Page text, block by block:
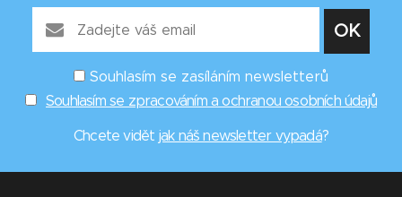
Souhlasím se zasíláním newsletterů
Souhlasím se zpracováním a ochranou osobních údajů
Chcete vidět jak náš newsletter vypadá?